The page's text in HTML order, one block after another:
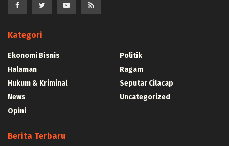
Kategori
Ekonomi Bisnis
Halaman
Hukum & Kriminal
News
Opini
Politik
Ragam
Seputar Cilacap
Uncategorized
Berita Terbaru